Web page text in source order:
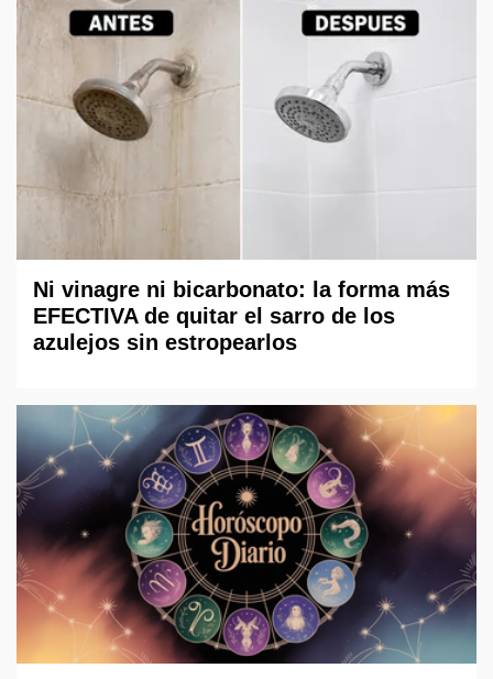
Ni vinagre ni bicarbonato: la forma más
EFECTIVA de quitar el sarro de los
azulejos sin estropearlos